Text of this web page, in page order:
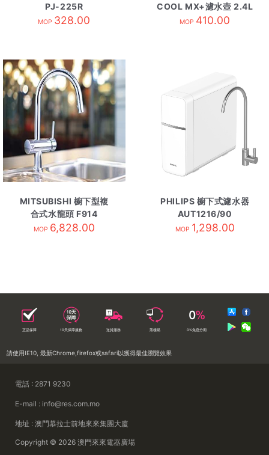
PJ-225R
MOP 328.00
COOL MX+濾水壺 2.4L
白色
MOP 410.00
MITSUBISHI 櫥下型複
合式水龍頭 F914
MOP 6,828.00
PHILIPS 櫥下式濾水器
AUT1216/90
MOP 1,298.00
正品保障 10天保障服務 送貨服務 落樓易 0%免息分期
請使用IE10, 最新Chrome,firefox或safari以獲得最佳瀏覽效果
電話 : 2871 9230
E-mail : info@res.com.mo
地址 : 澳門慕拉士前地來來集團大廈
Copyright © 2026 澳門來來電器廣場